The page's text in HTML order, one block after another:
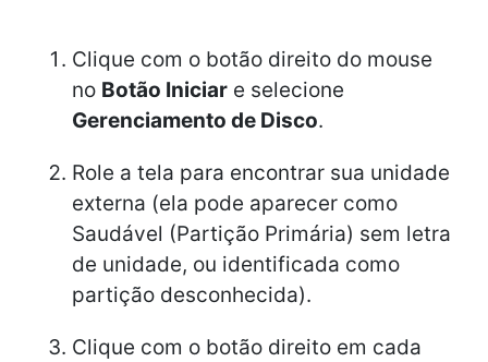
Clique com o botão direito do mouse
no Botão Iniciar e selecione
Gerenciamento de Disco.
Role a tela para encontrar sua unidade
externa (ela pode aparecer como
Saudável (Partição Primária) sem letra
de unidade, ou identificada como
partição desconhecida).
Clique com o botão direito em cada